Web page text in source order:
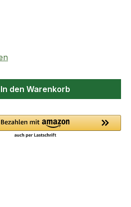
gewünschten Wert
In den Warenkorb